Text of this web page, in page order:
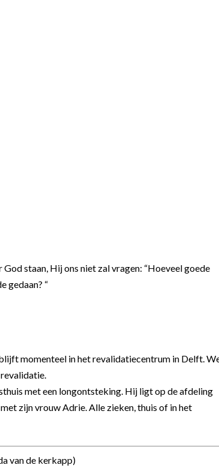
staan, Hij ons niet zal vragen: “Hoeveel goede
gedaan? “
momenteel in het revalidatiecentrum in Delft.
met een longontsteking. Hij ligt op de afdeling
zijn vrouw Adrie. Alle zieken, thuis of in het
van de kerkapp)